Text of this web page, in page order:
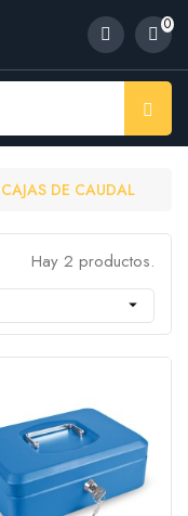
0
CAJAS DE CAUDAL
Hay 2 productos.
